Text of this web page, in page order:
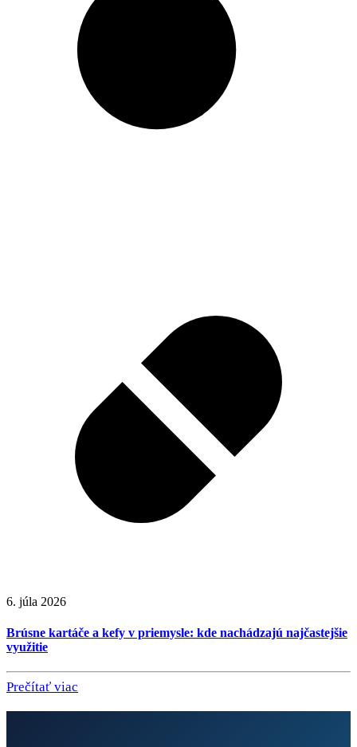
6. júla 2026
Brúsne kartáče a kefy v priemysle: kde nachádzajú najčastejšie
využitie
Prečítať viac